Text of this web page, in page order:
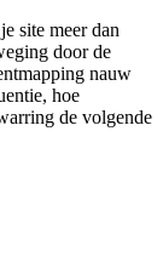
site meer dan
door de
nauw
hoe
de volgende